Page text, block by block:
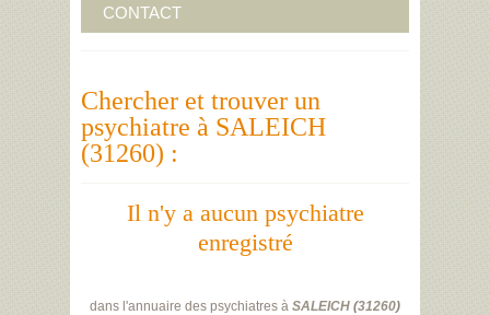
CONTACT
Chercher et trouver un
psychiatre à SALEICH
(31260) :
Il n'y a aucun psychiatre
enregistré
dans l'annuaire des psychiatres à SALEICH (31260)